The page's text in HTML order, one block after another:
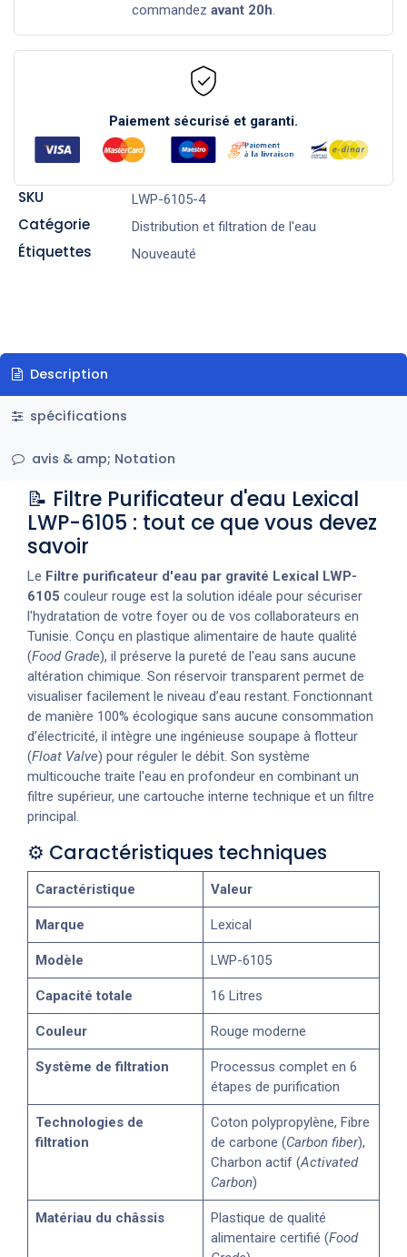
commandez avant 20h.
Paiement sécurisé et garanti.
SKU LWP-6105-4
Catégorie Distribution et filtration de l'eau
Étiquettes Nouveauté
Description
spécifications
avis & amp; Notation
📝 Filtre Purificateur d'eau Lexical
LWP-6105 : tout ce que vous devez
savoir
Le Filtre purificateur d'eau par gravité Lexical LWP-
6105 couleur rouge est la solution idéale pour sécuriser
l'hydratation de votre foyer ou de vos collaborateurs en
Tunisie. Conçu en plastique alimentaire de haute qualité
(Food Grade), il préserve la pureté de l'eau sans aucune
altération chimique. Son réservoir transparent permet de
visualiser facilement le niveau d’eau restant. Fonctionnant
de manière 100% écologique sans aucune consommation
d’électricité, il intègre une ingénieuse soupape à flotteur
(Float Valve) pour réguler le débit. Son système
multicouche traite l'eau en profondeur en combinant un
filtre supérieur, une cartouche interne technique et un filtre
principal.
⚙️ Caractéristiques techniques
Caractéristique Valeur
Marque Lexical
Modèle LWP-6105
Capacité totale 16 Litres
Couleur Rouge moderne
Système de filtration
Processus complet en 6
étapes de purification
Technologies de
filtration
Coton polypropylène, Fibre
de carbone (Carbon fiber),
Charbon actif (Activated
Carbon)
Matériau du châssis
Plastique de qualité
alimentaire certifié (Food